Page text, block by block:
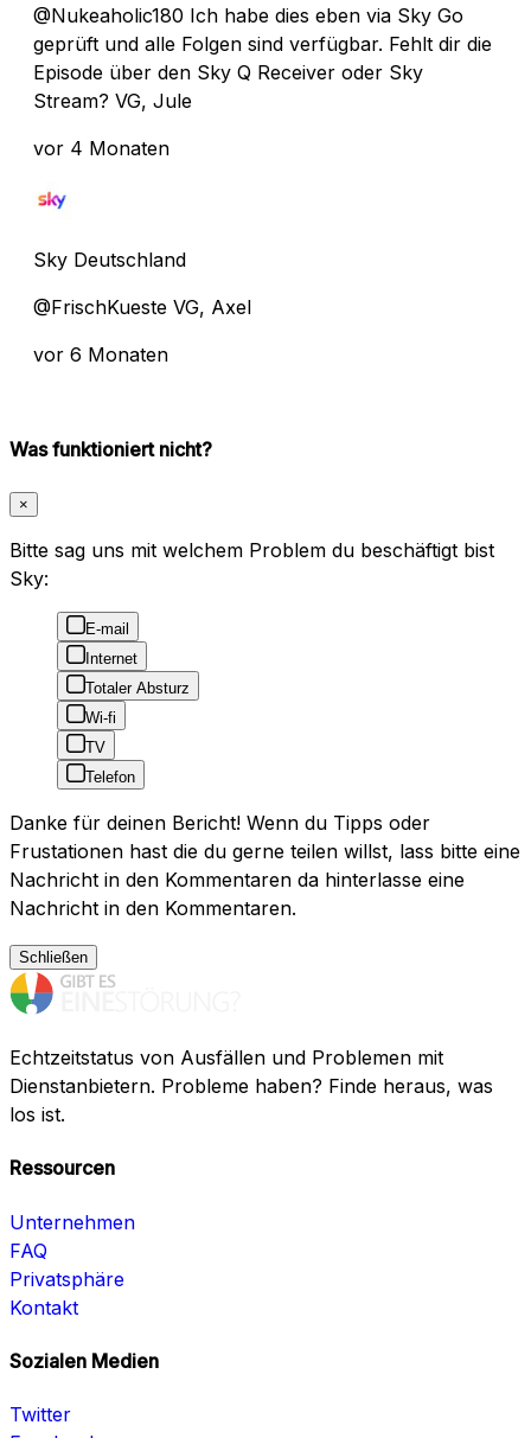
@Nukeaholic180 Ich habe dies eben via Sky Go
geprüft und alle Folgen sind verfügbar. Fehlt dir die
Episode über den Sky Q Receiver oder Sky
Stream? VG, Jule
vor 4 Monaten
Sky Deutschland
@FrischKueste VG, Axel
vor 6 Monaten
Was funktioniert nicht?
×
Bitte sag uns mit welchem Problem du beschäftigt bist
Sky:
E-mail
Internet
Totaler Absturz
Wi-fi
TV
Telefon
Danke für deinen Bericht! Wenn du Tipps oder
Frustationen hast die du gerne teilen willst, lass bitte eine
Nachricht in den Kommentaren da hinterlasse eine
Nachricht in den Kommentaren.
Schließen
Echtzeitstatus von Ausfällen und Problemen mit
Dienstanbietern. Probleme haben? Finde heraus, was
los ist.
Ressourcen
Unternehmen
FAQ
Privatsphäre
Kontakt
Sozialen Medien
Twitter